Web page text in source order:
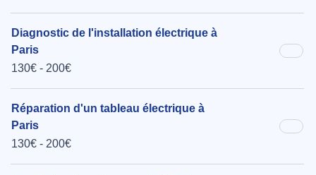
Diagnostic de l'installation électrique à
Paris
130€ - 200€
Réparation d'un tableau électrique à
Paris
130€ - 200€